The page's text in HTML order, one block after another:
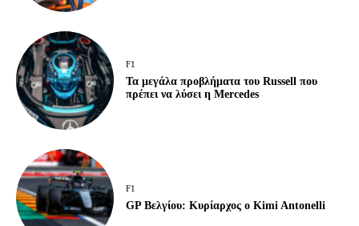
F1
Τα μεγάλα προβλήματα του Russell που
πρέπει να λύσει η Mercedes
F1
GP Βελγίου: Κυρίαρχος ο Kimi Antonelli